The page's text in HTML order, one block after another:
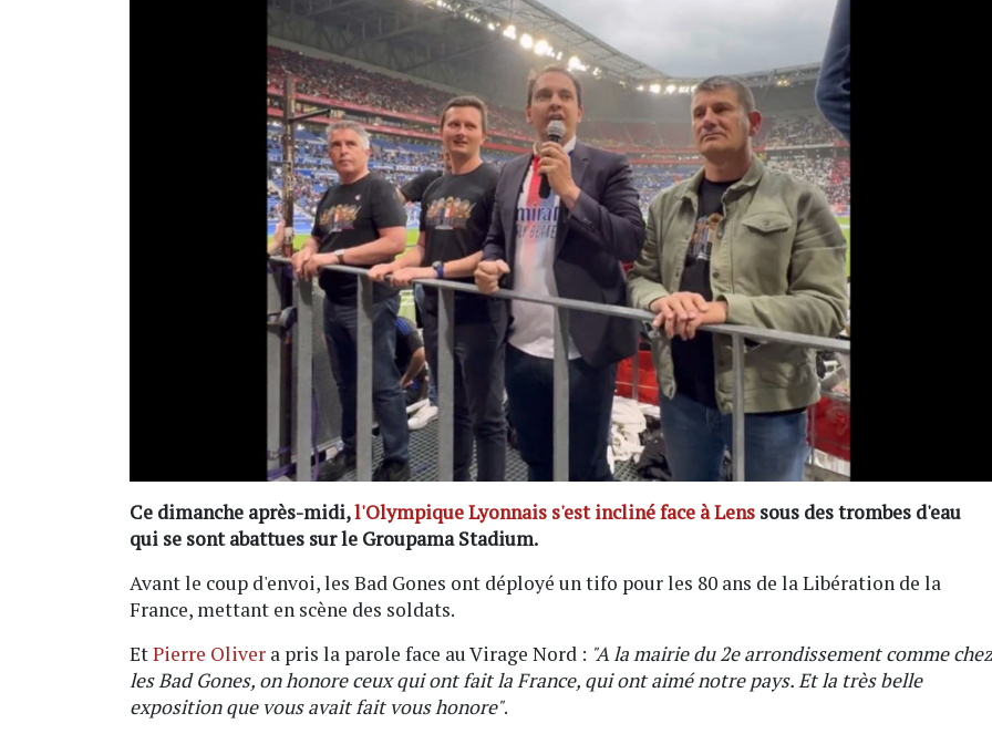
Ce dimanche après-midi,l'Olympique Lyonnais s'est incliné face à Lens sous des trombes d'eau
qui se sont abattues sur le Groupama Stadium.
Avant le coup d'envoi, les Bad Gones ont déployé un tifo pour les 80 ans de la Libération de la
France, mettant en scène des soldats.
EtPierre Oliver a pris la parole face au Virage Nord : "A la mairie du 2e arrondissement comme chez
les Bad Gones, on honore ceux qui ont fait la France, qui ont aimé notre pays. Et la très belle
exposition que vous avait fait vous honore".